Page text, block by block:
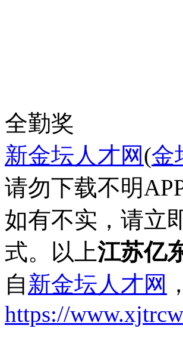
全勤奖
新金坛人才网(金
请勿下载不明
如有不实，请立
式。以上江苏亿
自新金坛人才网
https://